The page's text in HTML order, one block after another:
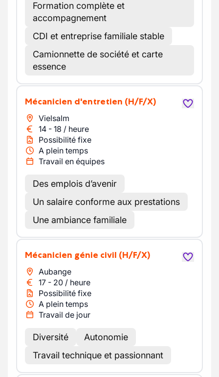
Formation complète et
accompagnement
CDI et entreprise familiale stable
Camionnette de société et carte
essence
Mécanicien d'entretien (H/F/X)
Vielsalm
14 - 18 / heure
Possibilité fixe
A plein temps
Travail en équipes
Des emplois d’avenir
Un salaire conforme aux prestations
Une ambiance familiale
Mécanicien génie civil (H/F/X)
Aubange
17 - 20 / heure
Possibilité fixe
A plein temps
Travail de jour
Diversité
Autonomie
Travail technique et passionnant